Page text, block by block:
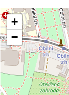
+
−